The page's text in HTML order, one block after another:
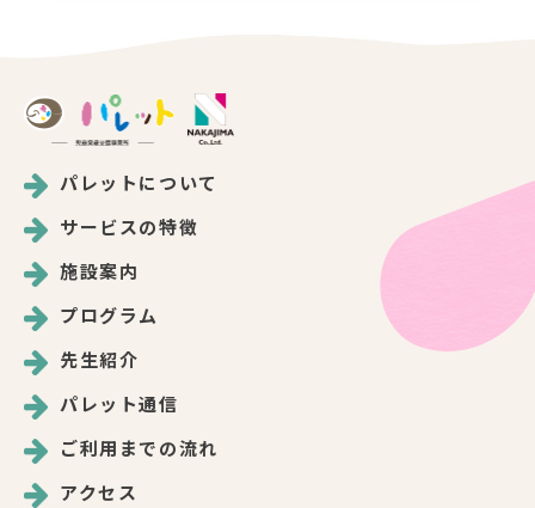
パレットについて
サービスの特徴
施設案内
プログラム
先生紹介
パレット通信
ご利用までの流れ
アクセス